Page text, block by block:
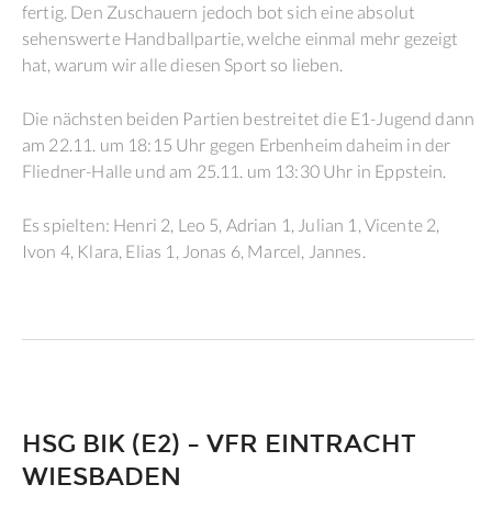
fertig. Den Zuschauern jedoch bot sich eine absolut
sehenswerte Handballpartie, welche einmal mehr gezeigt
hat, warum wir alle diesen Sport so lieben.
Die nächsten beiden Partien bestreitet die E1-Jugend dann
am 22.11. um 18:15 Uhr gegen Erbenheim daheim in der
Fliedner-Halle und am 25.11. um 13:30 Uhr in Eppstein.
Es spielten: Henri 2, Leo 5, Adrian 1, Julian 1, Vicente 2,
Ivon 4, Klara, Elias 1, Jonas 6, Marcel, Jannes.
HSG BIK (E2) – VFR EINTRACHT
WIESBADEN